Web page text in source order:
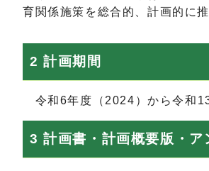
育関係施策を総合的、計画的に
2 計画期間
令和6年度（2024）から令和
3 計画書・計画概要版・ア